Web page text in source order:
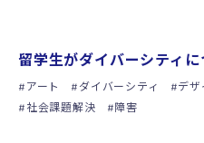
留学生がダイバーシティ
アート ダイバーシティ デザ
社会課題解決
障害